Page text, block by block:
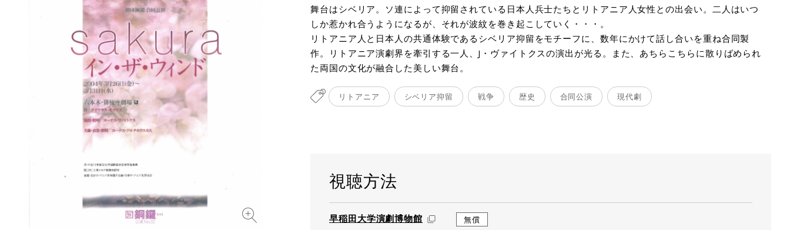
舞台はシベリア。ソ連によって抑留されている日本人兵士たちとリトアニア人女性との出会い。二人はいつ
しか惹かれ合うようになるが、それが波紋を巻き起こしていく・・・。
リトアニア人と日本人の共通体験であるシベリア抑留をモチーフに、数年にかけて話し合いを重ね合同製
作。リトアニア演劇界を牽引する一人、J・ヴァイトクスの演出が光る。また、あちらこちらに散りばめられ
た両国の文化が融合した美しい舞台。
リトアニア シベリア抑留 戦争 歴史 合同公演 現代劇
視聴方法
早稲田大学演劇博物館
無償